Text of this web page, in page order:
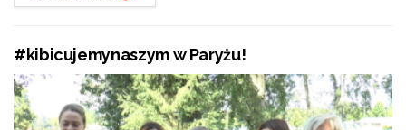
#kibicujemynaszym w Paryżu!